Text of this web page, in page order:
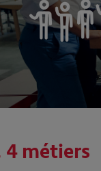
4 métiers